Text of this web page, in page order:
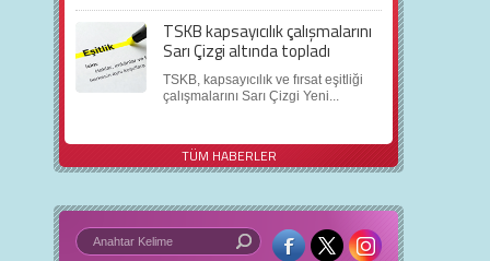
TSKB kapsayıcılık çalışmalarını
Sarı Çizgi altında topladı
TSKB, kapsayıcılık ve fırsat eşitliği
çalışmalarını Sarı Çizgi Yeni...
TÜM HABERLER